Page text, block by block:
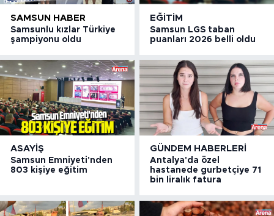
SAMSUN HABER
Samsunlu kızlar Türkiye
şampiyonu oldu
EĞITIM
Samsun LGS taban
puanları 2026 belli oldu
ASAYIŞ
Samsun Emniyeti'nden
803 kişiye eğitim
GÜNDEM HABERLERI
Antalya'da özel
hastanede gurbetçiye 71
bin liralık fatura